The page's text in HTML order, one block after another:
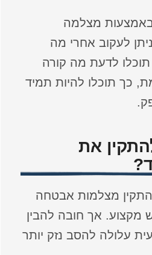
מצלמה
לעקוב אחרי מה
לדעת מה קורה
כך תוכלו להיות תמיד
את
מצלמות אבטחה
מקצוע. אך חובה להבין
עלולה להסב נזק יותר